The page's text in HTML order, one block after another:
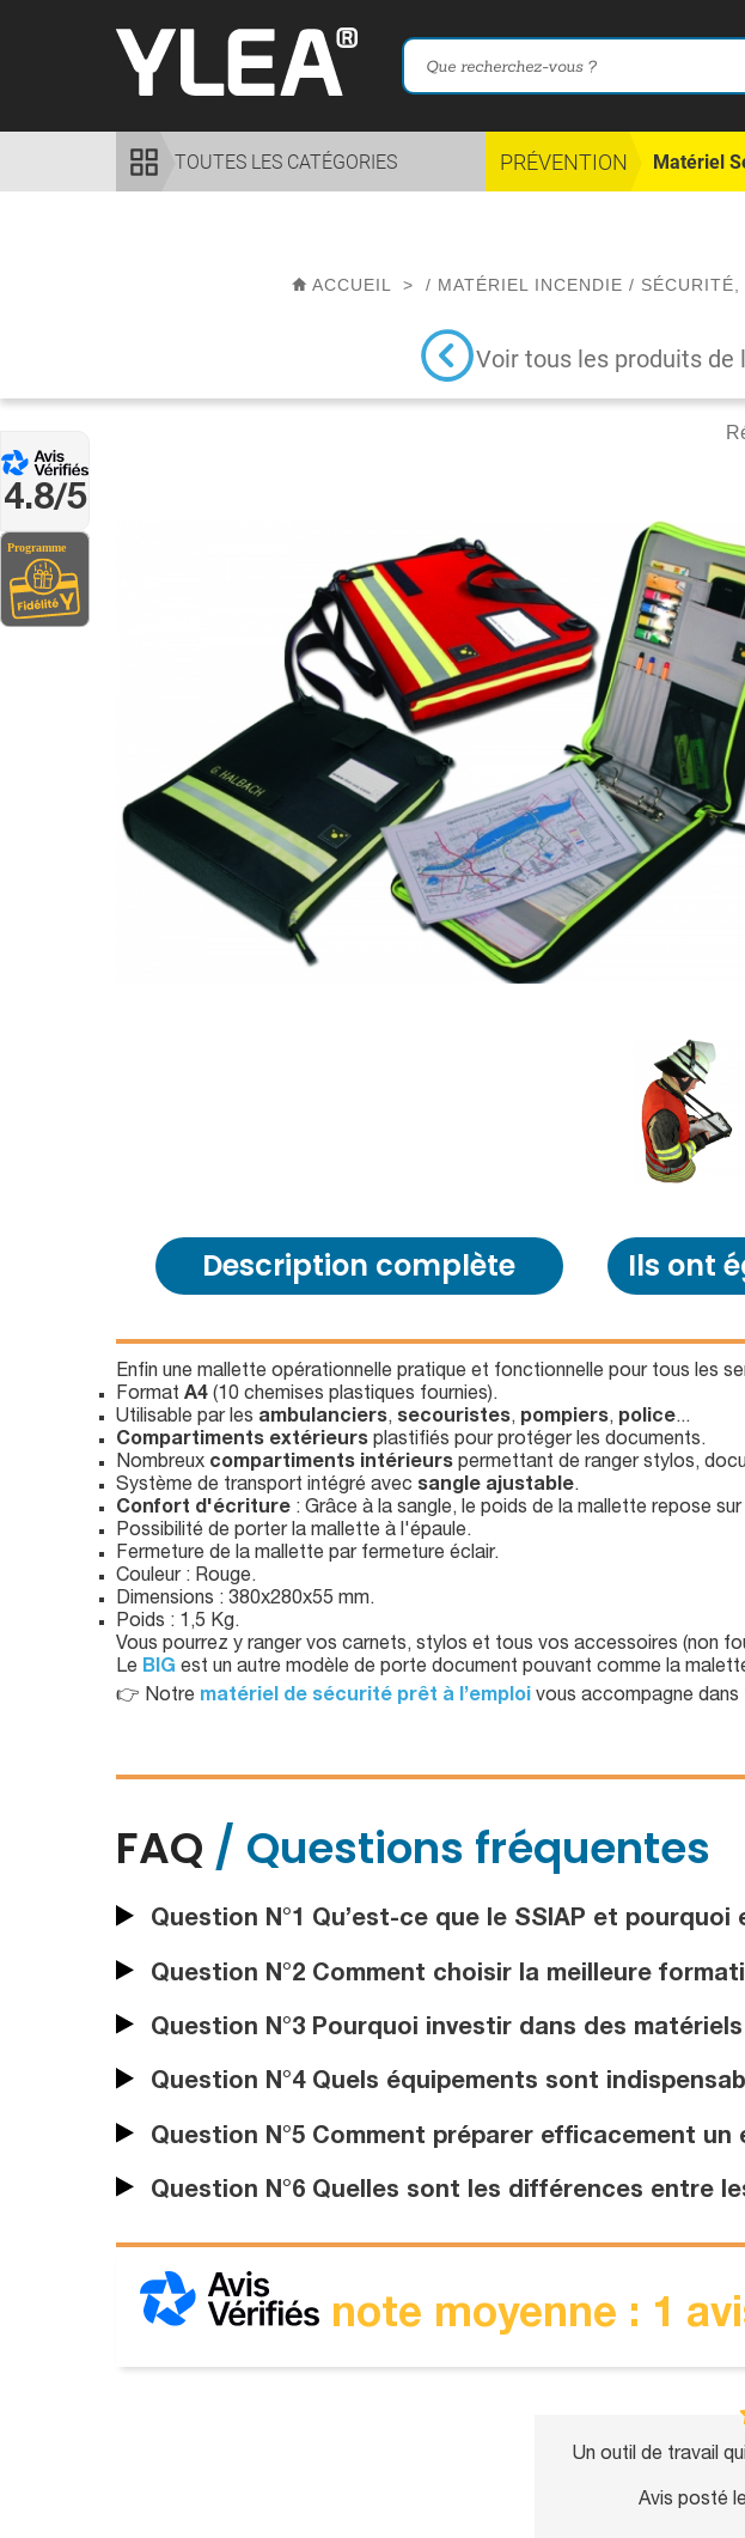
4.8/5
TOUTES LES CATÉGORIES PRÉVENTION Matériel
ACCUEIL > / MATÉRIEL INCENDIE /
Voir tous les produits de
Description complète Ils ont
Enfin une mallette opérationnelle pratique et fonctionnelle pour tous les
Format A4 (10 chemises plastiques fournies).
Utilisable par les ambulanciers, secouristes, pompiers, police...
Compartiments extérieurs plastifiés pour protéger les documents.
Nombreux compartiments intérieurs permettant de ranger stylos,
Système de transport intégré avec sangle ajustable.
Confort d'écriture : Grâce à la sangle, le poids de la mallette repose
Possibilité de porter la mallette à l'épaule.
Fermeture de la mallette par fermeture éclair.
Couleur : Rouge.
Dimensions : 380x280x55 mm.
Poids : 1,5 Kg.
Vous pourrez y ranger vos carnets, stylos et tous vos accessoires (non
Le BIG est un autre modèle de porte document pouvant comme la
👉 Notre matériel de sécurité prêt à l’emploi vous accompagne
FAQ / Questions fréquentes
Question N°1 Qu’est-ce que le SSIAP et
Question N°2 Comment choisir la meilleure
Question N°3 Pourquoi investir dans des
Question N°4 Quels équipements sont
Question N°5 Comment préparer efficacement un
Question N°6 Quelles sont les différences entre
note moyenne : 1
Un outil de travail
Avis posté